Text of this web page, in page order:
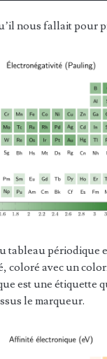
nous fallait pour
tableau périodique
coloré avec un
est une étiquette
le marqueur.